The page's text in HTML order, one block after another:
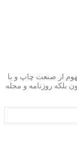
از صنعت چاپ و با
بلکه روزنامه و مجله